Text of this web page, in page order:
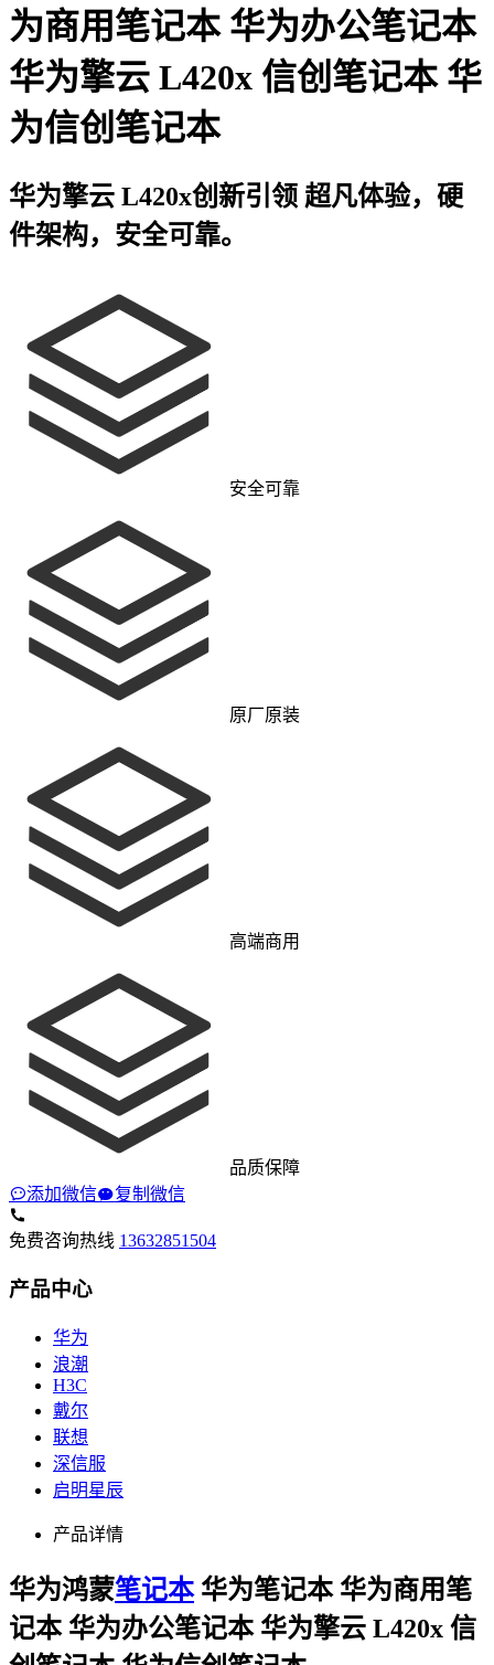
为商用笔记本 华为办公笔记本
华为擎云 L420x 信创笔记本 华
为信创笔记本
华为擎云 L420x创新引领 超凡体验， 硬
件架构， 安全可靠。
安全可靠
原厂原装
高端商用
品质保障
添加微信
复制微信
免费咨询热线 13632851504
产品中心
华为
浪潮
H3C
戴尔
联想
深信服
启明星辰
产品详情
华为鸿蒙笔记本华为笔记本 华为商用笔
记本 华为办公笔记本 华为擎云 L420x 信